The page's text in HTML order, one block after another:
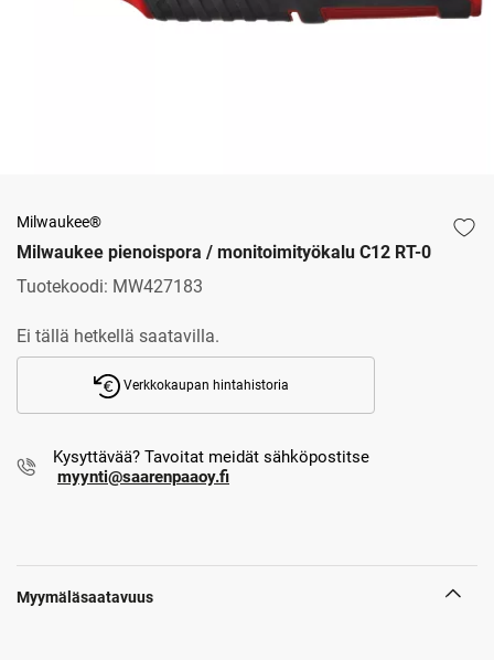
Milwaukee®
Milwaukee pienoispora / monitoimityökalu C12 RT-0
Tuotekoodi: MW427183
Ei tällä hetkellä saatavilla.
Verkkokaupan hintahistoria
Kysyttävää? Tavoitat meidät sähköpostitse
myynti@saarenpaaoy.fi
Myymäläsaatavuus